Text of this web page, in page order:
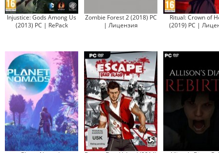
Injustice: Gods Among Us
(2013) PC | RePack
Zombie Forest 2 (2018) PC
| Лицензия
Ritual: Crown of
(2019) PC |